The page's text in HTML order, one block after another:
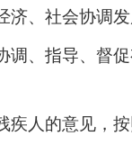
、社会协调发
、指导、督
人的意见，